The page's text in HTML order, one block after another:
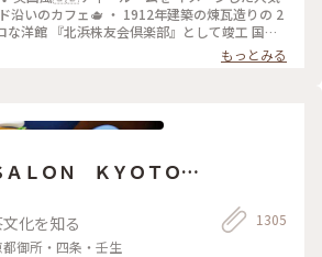
きく、しっかり甘め。 スコーンは温かく香り
で美味しいです！ サンドイッチも黒胡椒が効
しょっぱいで 最高です〜！ めちゃくちゃボリ
すが紅茶も差し湯が 用意されていて最後まで
沿いのカフェ🫖 ・ 1912年建築の煉瓦造りの 2
な洋館 『北浜株友会倶楽部』として竣工 国の
に指定 ・ 最近は行列のあまりスルーすること
は平日の雨の日☔ 15時頃にも関わらず空いて
過ごせる お茶じかんでした😊🫖 ✤ーーーーー
阪カフェ#はじめての投稿 #はじめての投
いもん #ことりっぷ大阪
もっとみる
ＡＬＯＮ ＫＹＯＴＯ
化を知る
御所・四条・壬生
1305